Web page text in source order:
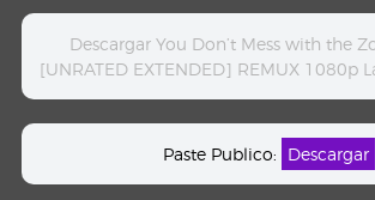
Descargar You Don’t Mess with the
[UNRATED EXTENDED] REMUX 1080p
Paste Publico: Descargar